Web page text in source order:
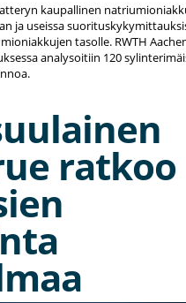
kaupallinen
ja useissa
tasolle. RWTH
analysoitiin 120
ratkoo